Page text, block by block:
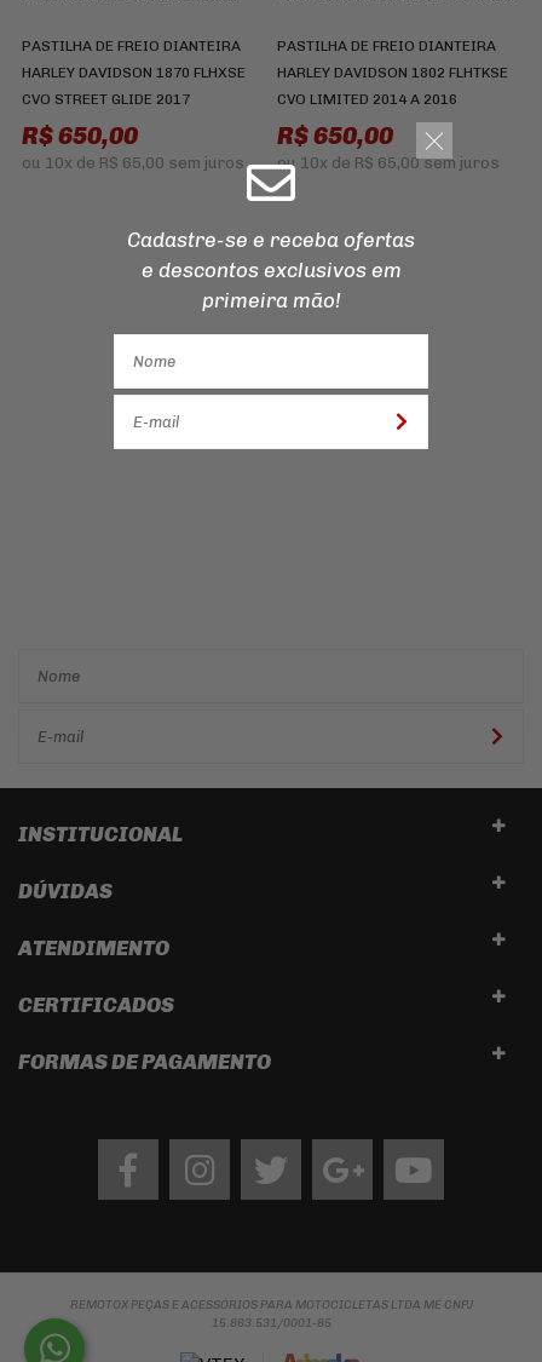
PASTILHA DE FREIO DIANTEIRA
HARLEY DAVIDSON 1870 FLHXSE
CVO STREET GLIDE 2017
R$ 650,00
ou 10x de R$ 65,00 sem juros
PASTILHA DE FREIO DIANTEIRA
HARLEY DAVIDSON 1802 FLHTKSE
CVO LIMITED 2014 A 2016
R$ 650,00
ou 10x de R$ 65,00sem juros
INSTITUCIONAL
DÚVIDAS
ATENDIMENTO
CERTIFICADOS
FORMAS DE PAGAMENTO
FacebookInstagram twitter googleYoutube
REMOTOX PEÇAS E ACESSÓRIOS PARA MOTOCICLETAS LTDA ME CNPJ
15.863.531/0001-85
Cadastre-se e receba ofertas
e descontos exclusivos em
primeira mão!